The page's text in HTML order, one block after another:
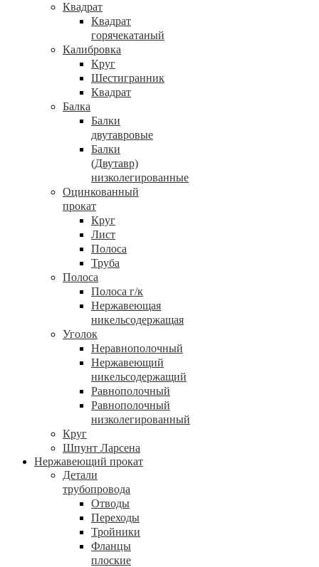
Квадрат
Квадрат
горячекатаный
Калибровка
Круг
Шестигранник
Квадрат
Балка
Балки
двутавровые
Балки
(Двутавр)
низколегированные
Оцинкованный
прокат
Круг
Лист
Полоса
Труба
Полоса
Полоса г/к
Нержавеющая
никельсодержащая
Уголок
Неравнополочный
Нержавеющий
никельсодержащий
Равнополочный
Равнополочный
низколегированный
Круг
Шпунт Ларсена
Нержавеющий прокат
Детали
трубопровода
Отводы
Переходы
Тройники
Фланцы
плоские